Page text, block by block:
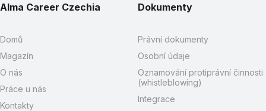
Alma Career Czechia
Domů
Magazín
O nás
Práce u nás
Kontakty
Dokumenty
Právní dokumenty
Osobní údaje
Oznamování protiprávní činnosti
(whistleblowing)
Integrace